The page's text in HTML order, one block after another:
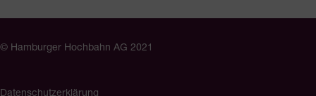
© Hamburger Hochbahn AG 2021
Datenschutzerklärung